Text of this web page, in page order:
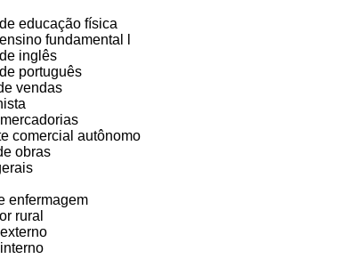
educação física
fundamental l
inglês
português
vendas
comercial autônomo
obras
enfermagem
rural